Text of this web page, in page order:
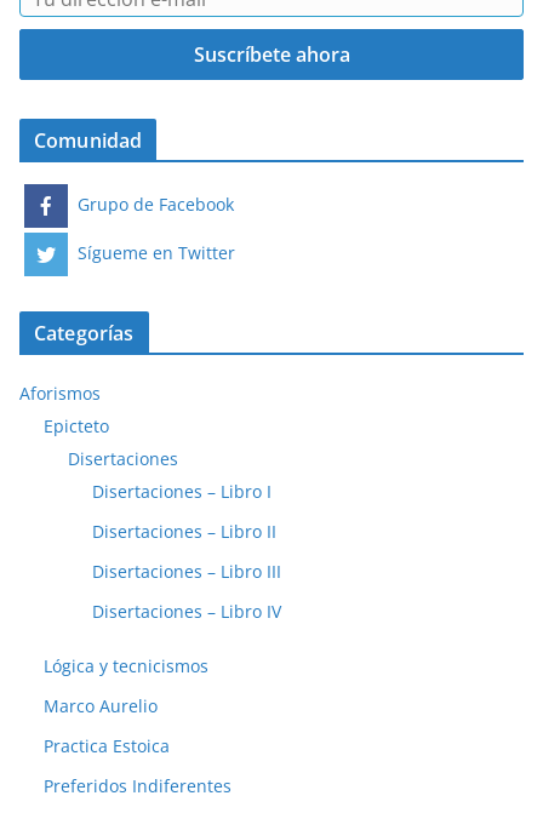
Comunidad
Grupo de Facebook
Sígueme en Twitter
Categorías
Aforismos
Epicteto
Disertaciones
Disertaciones – Libro I
Disertaciones – Libro II
Disertaciones – Libro III
Disertaciones – Libro IV
Lógica y tecnicismos
Marco Aurelio
Practica Estoica
Preferidos Indiferentes